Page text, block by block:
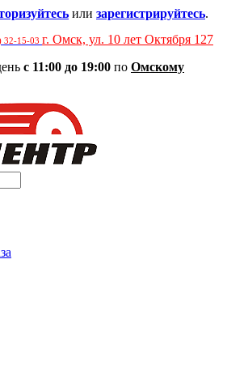
или зарегистрируйтесь.
32-15-03 г. Омск, ул. 10 лет Октября 127
с 11:00 до 19:00 по Омскому